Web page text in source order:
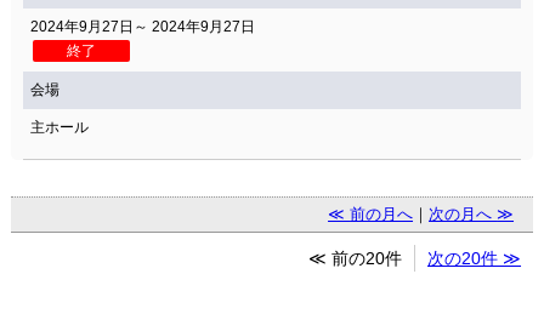
2024年9月27日～ 2024年9月27日
終了
会場
主ホール
≪ 前の月へ ｜ 次の月へ ≫
≪ 前の20件 次の20件 ≫